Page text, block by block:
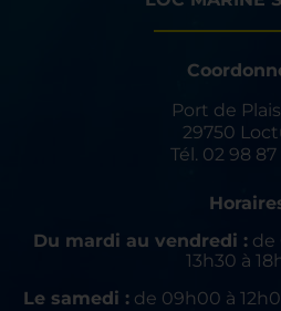
Port de
29750
Tél. 02 98 87
Du mardi au vendredi : de
13h30 à
Le samedi : de 09h00 à